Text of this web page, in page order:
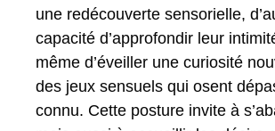
une redécouverte sensorielle,
capacité d’approfondir leur
même d’éveiller une curiosité
des jeux sensuels qui osent
connu. Cette posture invite à